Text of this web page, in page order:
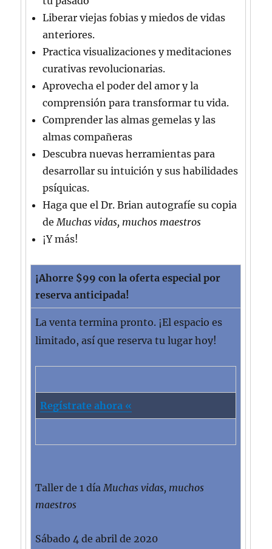
Liberar viejas fobias y miedos de vidas
anteriores.
Practica visualizaciones y meditaciones
curativas revolucionarias.
Aprovecha el poder del amor y la
comprensión para transformar tu vida.
Comprender las almas gemelas y las
almas compañeras
Descubra nuevas herramientas para
desarrollar su intuición y sus habilidades
psíquicas.
Haga que el Dr. Brian autografíesu copia
de Muchas vidas, muchos maestros
¡Y más!
¡Ahorre $99 con la oferta especial por
reserva anticipada!
La venta termina pronto. ¡El espacio es
limitado, así que reserva tu lugar hoy!
Regístrate ahora «
Taller de 1 díaMuchas vidas, muchos
maestros
Sábado 4 de abril de 2020